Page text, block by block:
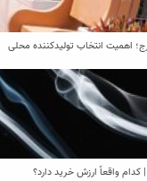
اهمیت انتخاب تولیدکننده محلی
کدام واقعاً ارزش خرید دارد؟